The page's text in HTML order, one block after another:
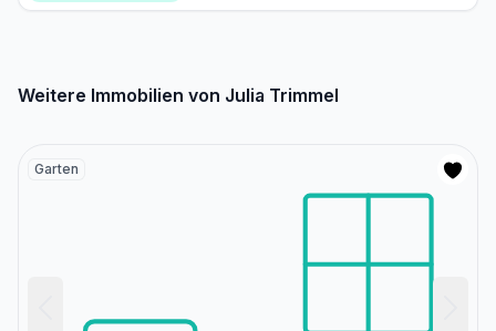
Weitere Immobilien von Julia Trimmel
Garten